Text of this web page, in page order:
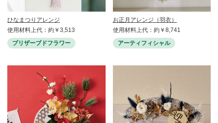
ひなまつりアレンジ
使用材料上代：約￥3,513
プリザーブドフラワー
お正月アレンジ（羽衣）
使用材料上代：約￥8,741
アーティフィシャル